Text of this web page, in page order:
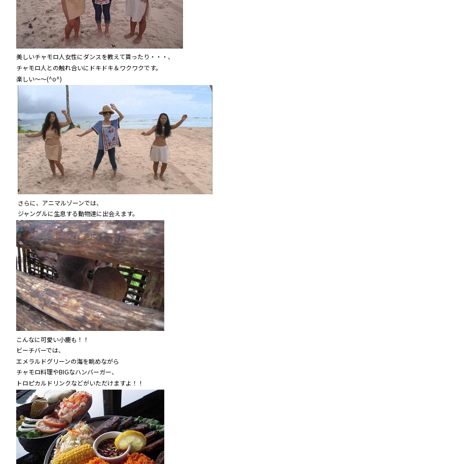
美しいチャモロ人女性にダンスを教えて貰ったり・・・、
チャモロ人との触れ合いにドキドキ＆ワクワクです。
楽しい～～(^o^)
さらに、アニマルゾーンでは、
ジャングルに生息する動物達に出会えます。
こんなに可愛い小鹿も！！
ビーチバーでは、
エメラルドグリーンの海を眺めながら
チャモロ料理やBIGなハンバーガー、
トロピカルドリンクなどがいただけますよ！！